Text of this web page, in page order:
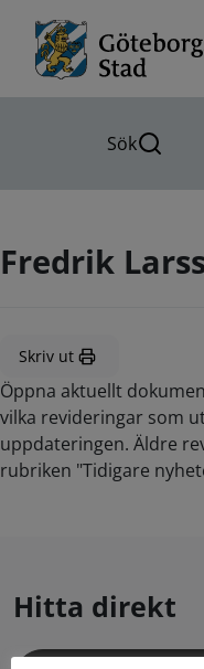
Sök
Fredrik
Skriv ut
Öppna aktuellt
vilka revideringar som
uppdateringen. Äldre
rubriken "Tidigare
Hitta direkt